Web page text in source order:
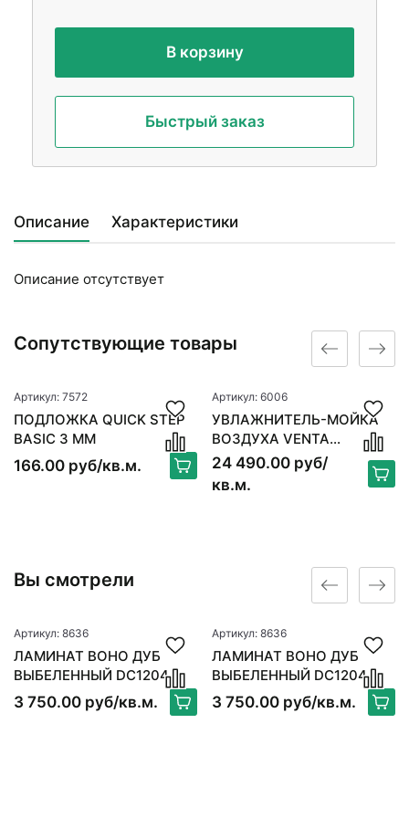
В корзину
Быстрый заказ
Описание Характеристики
Описание отсутствует
Сопутствующие товары
Артикул: 7572
ПОДЛОЖКА QUICK STEP
BASIC 3 ММ
166.00 руб/кв.м.
Артикул: 6006
УВЛАЖНИТЕЛЬ-МОЙКА
ВОЗДУХА VENTA
ORIGINAL LW15, БЕЛЫЙ
24 490.00 руб/
кв.м.
Вы смотрели
Артикул: 8636
ЛАМИНАТ BOHO ДУБ
ВЫБЕЛЕННЫЙ DC1204
3 750.00 руб/кв.м.
Артикул: 8636
ЛАМИНАТ BOHO ДУБ
ВЫБЕЛЕННЫЙ DC1204
3 750.00 руб/кв.м.